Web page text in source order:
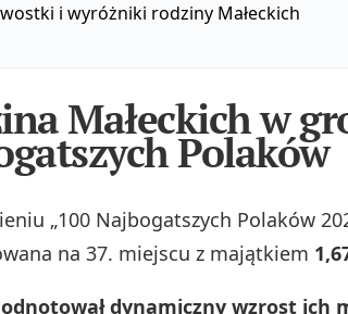
i wyróżniki rodziny Małeckich
Małeckich w
Polaków
„100 Najbogatszych Polaków
na 37. miejscu z majątkiem
odnotował dynamiczny wzrost ich